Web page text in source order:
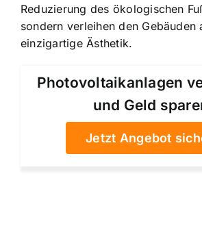
Reduzierung des ökologischen
sondern verleihen den Gebäuden
einzigartige Ästhetik.
Photovoltaikanlagen
und Geld
Jetzt Angebot